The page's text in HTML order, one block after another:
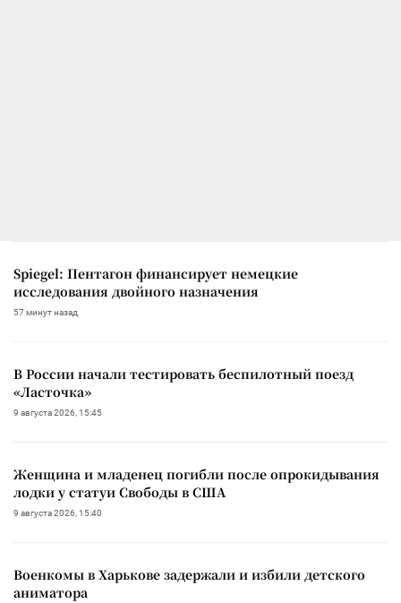
Spiegel: Пентагон финансирует немецкие
исследования двойного назначения
57 минут назад
В России начали тестировать беспилотный поезд
«Ласточка»
9 августа 2026, 15:45
Женщина и младенец погибли после опрокидывания
лодки у статуи Свободы в США
9 августа 2026, 15:40
Военкомы в Харькове задержали и избили детского
аниматора